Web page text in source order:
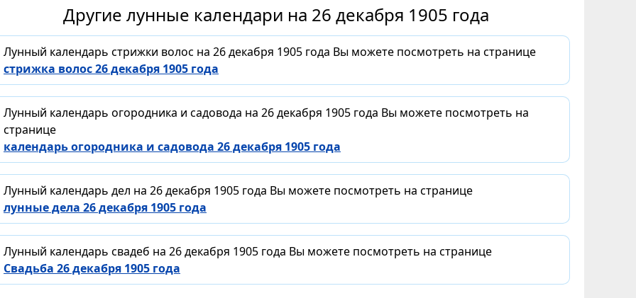
Другие лунные календари на 26 декабря 1905 года
Лунный календарь стрижки волос на 26 декабря 1905 года Вы можете посмотреть на странице
стрижка волос 26 декабря 1905 года
Лунный календарь огородника и садовода на 26 декабря 1905 года Вы можете посмотреть на
странице
календарь огородника и садовода 26 декабря 1905 года
Лунный календарь дел на 26 декабря 1905 года Вы можете посмотреть на странице
лунные дела 26 декабря 1905 года
Лунный календарь свадеб на 26 декабря 1905 года Вы можете посмотреть на странице
Свадьба 26 декабря 1905 года